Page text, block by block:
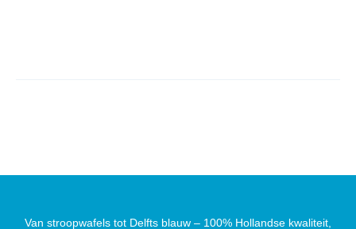
Van stroopwafels tot Delfts blauw – 100% Hollandse kwaliteit,